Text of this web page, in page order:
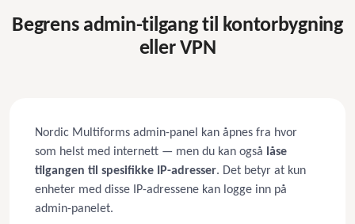
Begrens admin-tilgang til kontorbygning
eller VPN
Nordic Multiforms admin-panel kan åpnes fra hvor
som helst med internett — men du kan også låse
tilgangen til spesifikke IP-adresser. Det betyr at kun
enheter med disse IP-adressene kan logge inn på
admin-panelet.